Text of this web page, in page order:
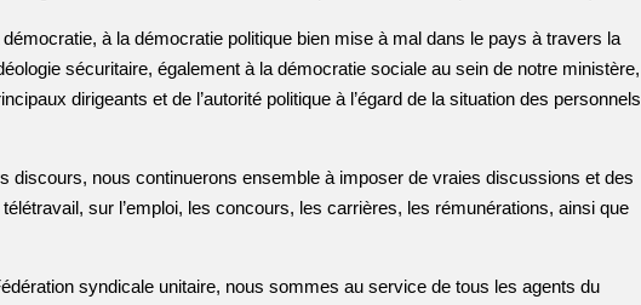
à la démocratie politique bien mise à mal dans le pays à travers la
sécuritaire, également à la démocratie sociale au sein de notre ministère,
dirigeants et de l’autorité politique à l’égard de la situation des personnels
discours, nous continuerons ensemble à imposer de vraies discussions et des
sur l’emploi, les concours, les carrières, les rémunérations, ainsi que
syndicale unitaire, nous sommes au service de tous les agents du